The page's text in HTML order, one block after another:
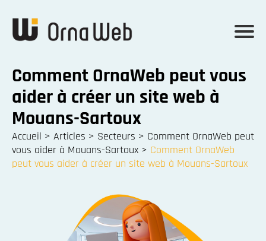
Comment OrnaWeb peut vous
aider à créer un site web à
Mouans-Sartoux
Accueil > Articles > Secteurs > Comment OrnaWeb peut
vous aider à Mouans-Sartoux > Comment OrnaWeb
peut vous aider à créer un site web à Mouans-Sartoux